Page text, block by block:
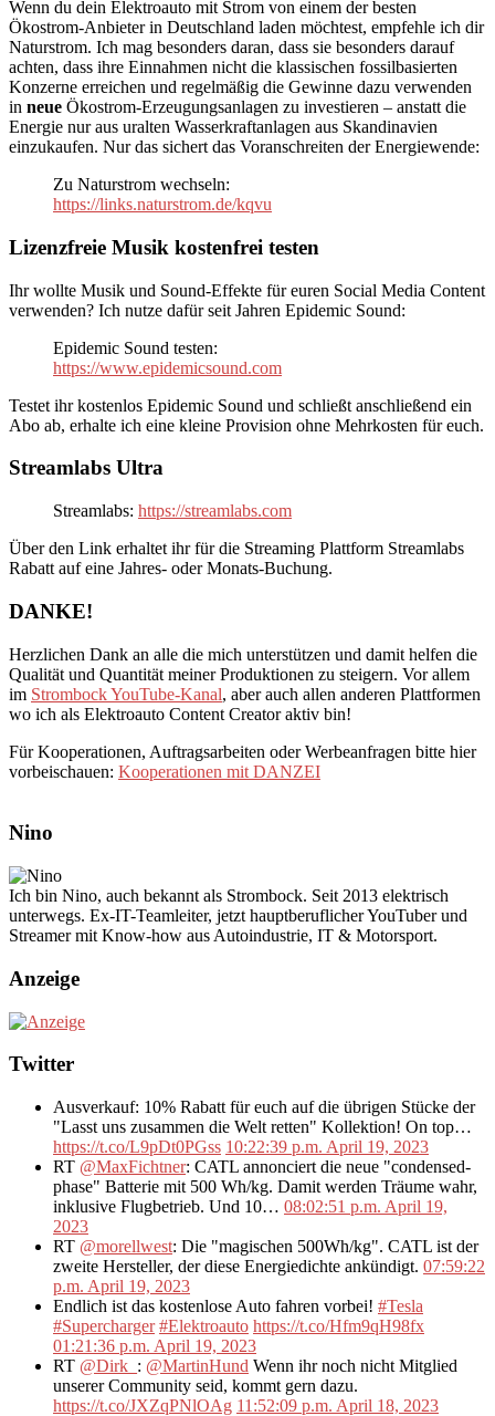
Wenn du dein Elektroauto mit Strom von einem der besten
Ökostrom-Anbieter in Deutschland laden möchtest, empfehle ich dir
Naturstrom. Ich mag besonders daran, dass sie besonders darauf
achten, dass ihre Einnahmen nicht die klassischen fossilbasierten
Konzerne erreichen und regelmäßig die Gewinne dazu verwenden
in neue Ökostrom-Erzeugungsanlagen zu investieren – anstatt die
Energie nur aus uralten Wasserkraftanlagen aus Skandinavien
einzukaufen. Nur das sichert das Voranschreiten der Energiewende:
Zu Naturstrom wechseln:
https://links.naturstrom.de/kqvu
Lizenzfreie Musik kostenfrei testen
Ihr wollte Musik und Sound-Effekte für euren Social Media Content
verwenden? Ich nutze dafür seit Jahren Epidemic Sound:
Epidemic Sound testen:
https://www.epidemicsound.com
Testet ihr kostenlos Epidemic Sound und schließt anschließend ein
Abo ab, erhalte ich eine kleine Provision ohne Mehrkosten für euch.
Streamlabs Ultra
Streamlabs: https://streamlabs.com
Über den Link erhaltet ihr für die Streaming Plattform Streamlabs
Rabatt auf eine Jahres- oder Monats-Buchung.
DANKE!
Herzlichen Dank an alle die mich unterstützen und damit helfen die
Qualität und Quantität meiner Produktionen zu steigern. Vor allem
im Strombock YouTube-Kanal, aber auch allen anderen Plattformen
wo ich als Elektroauto Content Creator aktiv bin!
Für Kooperationen, Auftragsarbeiten oder Werbeanfragen bitte hier
vorbeischauen: Kooperationen mit DANZEI
Nino
Ich bin Nino, auch bekannt als Strombock. Seit 2013 elektrisch
unterwegs. Ex-IT-Teamleiter, jetzt hauptberuflicher YouTuber und
Streamer mit Know-how aus Autoindustrie, IT & Motorsport.
Anzeige
Twitter
Ausverkauf: 10% Rabatt für euch auf die übrigen Stücke der
"Lasst uns zusammen die Welt retten" Kollektion! On top…
https://t.co/L9pDt0PGss 10:22:39 p.m. April 19, 2023
RT @MaxFichtner: CATL annonciert die neue "condensed-
phase" Batterie mit 500 Wh/kg. Damit werden Träume wahr,
inklusive Flugbetrieb. Und 10… 08:02:51 p.m. April 19,
2023
RT @morellwest: Die "magischen 500Wh/kg". CATL ist der
zweite Hersteller, der diese Energiedichte ankündigt. 07:59:22
p.m. April 19, 2023
Endlich ist das kostenlose Auto fahren vorbei! #Tesla
#Supercharger #Elektroauto https://t.co/Hfm9qH98fx
01:21:36 p.m. April 19, 2023
RT @Dirk_ : @MartinHund Wenn ihr noch nicht Mitglied
unserer Community seid, kommt gern dazu.
https://t.co/JXZqPNlOAg 11:52:09 p.m. April 18, 2023